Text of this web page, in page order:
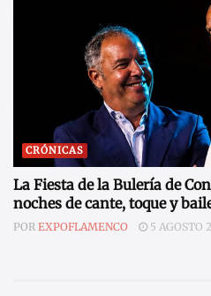
CRÓNICAS
La Fiesta de la Bulería de
noches de cante, toque y
POR EXPOFLAMENCO 5 AGOSTO